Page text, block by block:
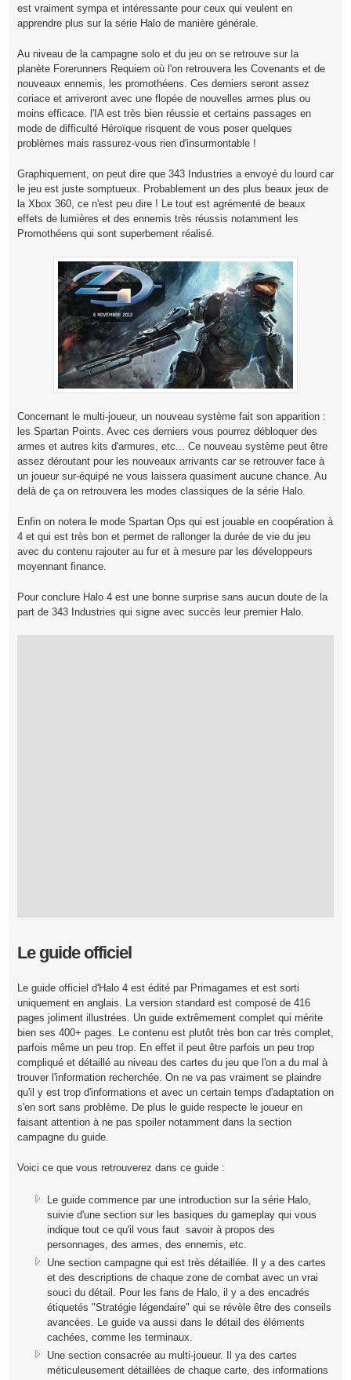
est vraiment sympa et intéressante pour ceux qui veulent en
apprendre plus sur la série Halo de manière générale.
Au niveau de la campagne solo et du jeu on se retrouve sur la
planète Forerunners Requiem où l'on retrouvera les Covenants et de
nouveaux ennemis, les promothéens. Ces derniers seront assez
coriace et arriveront avec une flopée de nouvelles armes plus ou
moins efficace. l'IA est très bien réussie et certains passages en
mode de difficulté Héroïque risquent de vous poser quelques
problèmes mais rassurez-vous rien d'insurmontable !
Graphiquement, on peut dire que 343 Industries a envoyé du lourd car
le jeu est juste somptueux. Probablement un des plus beaux jeux de
la Xbox 360, ce n'est peu dire ! Le tout est agrémenté de beaux
effets de lumières et des ennemis très réussis notamment les
Promothéens qui sont superbement réalisé.
Concernant le multi-joueur, un nouveau système fait son apparition :
les Spartan Points. Avec ces derniers vous pourrez débloquer des
armes et autres kits d'armures, etc... Ce nouveau système peut être
assez déroutant pour les nouveaux arrivants car se retrouver face à
un joueur sur-équipé ne vous laissera quasiment aucune chance. Au
delà de ça on retrouvera les modes classiques de la série Halo.
Enfin on notera le mode Spartan Ops qui est jouable en coopération à
4 et qui est très bon et permet de rallonger la durée de vie du jeu
avec du contenu rajouter au fur et à mesure par les développeurs
moyennant finance.
Pour conclure Halo 4 est une bonne surprise sans aucun doute de la
part de 343 Industries qui signe avec succès leur premier Halo.
Le guide officiel
Le guide officiel d'Halo 4 est édité par Primagames et est sorti
uniquement en anglais. La version standard est composé de 416
pages joliment illustrées. Un guide extrêmement complet qui mérite
bien ses 400+ pages. Le contenu est plutôt très bon car très complet,
parfois même un peu trop. En effet il peut être parfois un peu trop
compliqué et détaillé au niveau des cartes du jeu que l'on a du mal à
trouver l'information recherchée. On ne va pas vraiment se plaindre
qu'il y est trop d'informations et avec un certain temps d'adaptation on
s'en sort sans problème. De plus le guide respecte le joueur en
faisant attention à ne pas spoiler notamment dans la section
campagne du guide.
Voici ce que vous retrouverez dans ce guide :
Le guide commence par une introduction sur la série Halo,
suivie d'une section sur les basiques du gameplay qui vous
indique tout ce qu'il vous faut savoir à propos des
personnages, des armes, des ennemis, etc.
Une section campagne qui est très détaillée. Il y a des cartes
et des descriptions de chaque zone de combat avec un vrai
souci du détail. Pour les fans de Halo, il y a des encadrés
étiquetés "Stratégie légendaire" qui se révèle être des conseils
avancées. Le guide va aussi dans le détail des éléments
cachées, comme les terminaux.
Une section consacrée au multi-joueur. Il ya des cartes
méticuleusement détaillées de chaque carte, des informations